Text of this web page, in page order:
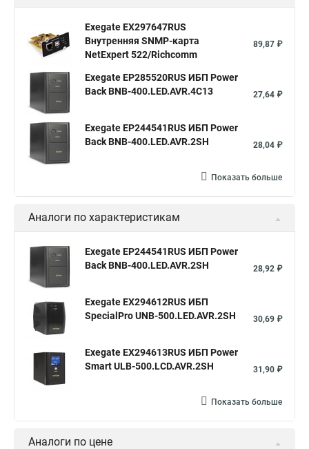
Exegate EX297647RUS
Внутренняя SNMP-карта
NetExpert 522/Richcomm
89,87 ₽
Exegate EP285520RUS ИБП Power
Back BNB-400.LED.AVR.4C13
27,64 ₽
Exegate EP244541RUS ИБП Power
Back BNB-400.LED.AVR.2SH
28,04 ₽
Показать больше
Аналоги по характеристикам
Exegate EP244541RUS ИБП Power
Back BNB-400.LED.AVR.2SH
28,92 ₽
Exegate EX294612RUS ИБП
SpecialPro UNB-500.LED.AVR.2SH
30,69 ₽
Exegate EX294613RUS ИБП Power
Smart ULB-500.LCD.AVR.2SH
31,90 ₽
Показать больше
Аналоги по цене